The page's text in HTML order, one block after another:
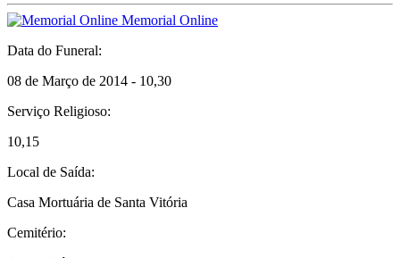
Memorial Online
Data do Funeral:
08 de Março de 2014 - 10,30
Serviço Religioso:
10,15
Local de Saída:
Casa Mortuária de Santa Vitória
Cemitério: